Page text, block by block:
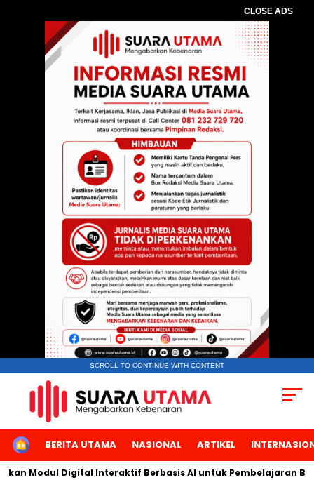
CLOSE ADS
SCROLL TO CONTINUE WITH CONTENT
HOMEBERITA UTAMA NASIONAL ARTIKEL
Modul Digital Interaktif Berbasis AI untuk Pembelajaran